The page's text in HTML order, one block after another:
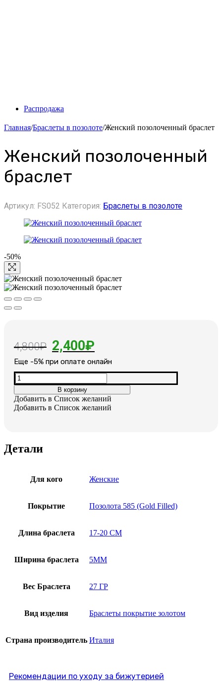
Распродажа
Главная/Браслеты в позолоте/Женский позолоченный браслет
Женский позолоченный
браслет
Артикул: FS052 Категория: Браслеты в позолоте
-50%
4,800₽ Первоначальная
цена
составляла
4,800₽.
2,400₽
цена:
2,400₽.
Еще -5% при оплате онлайн
Количество
товара
Женский
позолоченный
браслет
В корзину
Добавить в Список желаний
Добавить в Список желаний
Детали
Для кого Женские
Покрытие Позолота 585 (Gold Filled)
Длина браслета 17-20 СМ
Ширина браслета 5MM
Вес Браслета 27 ГР
Вид изделия Браслеты покрытие золотом
Страна производитель Италия
Рекомендации по уходу за бижутерией